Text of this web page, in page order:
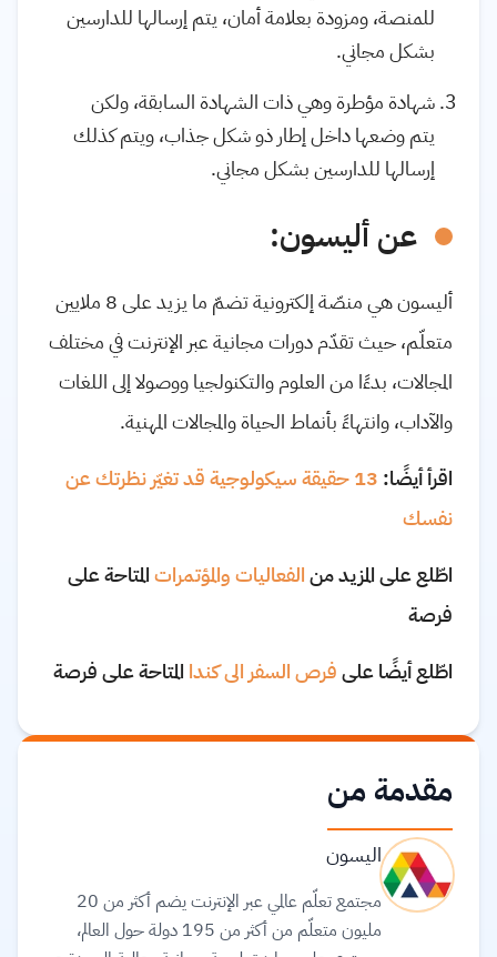
للمنصة، ومزودة بعلامة أمان، يتم إرسالها للدارسين
بشكل مجاني.
شهادة مؤطرة وهي ذات الشهادة السابقة، ولكن
يتم وضعها داخل إطار ذو شكل جذاب، ويتم كذلك
إرسالها للدارسين بشكل مجاني.
عن أليسون:
أليسون هي منصّة إلكترونية تضمّ ما يزيد على 8 ملايين
متعلّم، حيث تقدّم دورات مجانية عبر الإنترنت في مختلف
المجالات، بدءًا من العلوم والتكنولجيا ووصولا إلى اللغات
والآداب، وانتهاءً بأنماط الحياة والمجالات المهنية.
اقرأ أيضًا:
13 حقيقة سيكولوجية قد تغيّر نظرتك عن
نفسك
اطّلع على المزيد منالفعاليات والمؤتمراتالمتاحة على
فرصة
اطّلع أيضًا علىفرص السفر الى كندا المتاحة على فرصة
مقدمة من
اليسون
مجتمع تعلّم عالمي عبر الإنترنت يضم أكثر من 20
مليون متعلّم من أكثر من 195 دولة حول العالم،